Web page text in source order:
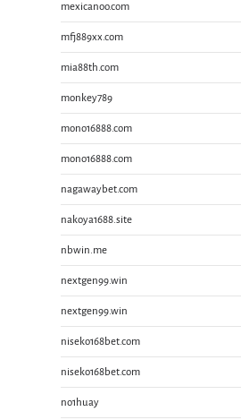
mexicanoo.com
mfj889xx.com
mia88th.com
monkey789
mono16888.com
mono16888.com
nagawaybet.com
nakoya1688.site
nbwin.me
nextgen99.win
nextgen99.win
niseko168bet.com
niseko168bet.com
no1huay